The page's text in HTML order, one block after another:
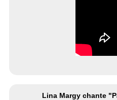
Lina Margy chante